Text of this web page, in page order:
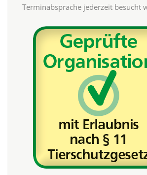
Terminabsprache jederzeit besucht